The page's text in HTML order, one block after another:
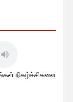
நிகழ்ச்சிகளை